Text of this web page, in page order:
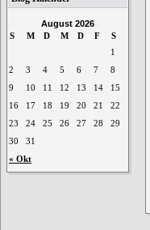
August 2026
S M D M D F S
« Okt
1
2
3 4 5 6 7
8
9
10 11 12 13 14
15
16
17 18 19 20 21
22
23
24 25 26 27 28
29
30
31